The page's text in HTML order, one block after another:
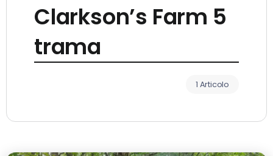
Clarkson’s Farm 5
trama
1 Articolo